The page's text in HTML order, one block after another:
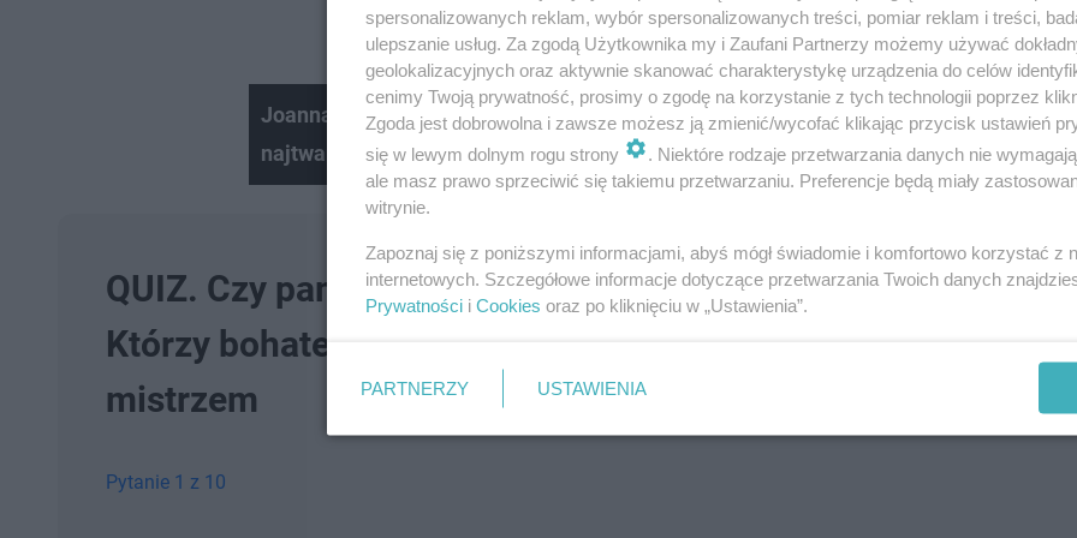
Joanna Racewicz pokazała syna! "Został tylko rok". Te słowa roztopią
najtwardszy lód SE
QUIZ. Czy pamiętasz te śluby w M jak miłość u
Którzy bohaterowie byli małżeństwem? Już przy 7/10 jesteś
mistrzem
Pytanie 1 z 10
spersonalizowanych reklam, wybór spersonalizowanych treści, pomiar reklam i treści,
ulepszanie usług. Za zgodą Użytkownika my i Zaufani Partnerzy możemy używać
geolokalizacyjnych oraz aktywnie skanować charakterystykę urządzenia do celów
cenimy Twoją prywatność, prosimy o zgodę na korzystanie z tych technologii poprzez
Zgoda jest dobrowolna i zawsze możesz ją zmienić/wycofać klikając przycisk ustawień
się w lewym dolnym rogu strony
. Niektóre rodzaje przetwarzania danych nie
ale masz prawo sprzeciwić się takiemu przetwarzaniu. Preferencje będą miały
witrynie.
Zapoznaj się z poniższymi informacjami, abyś mógł świadomie i komfortowo korzystać z
internetowych. Szczegółowe informacje dotyczące przetwarzania Twoich danych
Prywatności i Cookies oraz po kliknięciu w „Ustawienia”.
PARTNERZY USTAWIENIA